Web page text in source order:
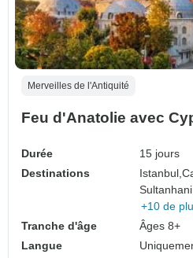
Merveilles de l'Antiquité
Feu d'Anatolie avec
Durée
15 jours
Destinations
Istanbul,
Sultanhani,
+10 de
Tranche d'âge
Âges 8+
Langue